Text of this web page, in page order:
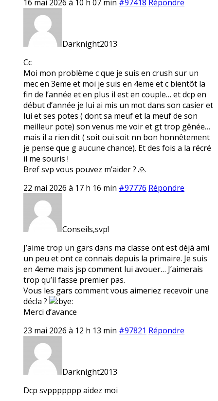
16 mai 2026 à 10 h 07 min #97418 Répondre
Darknight2013
Cc
Moi mon problème c que je suis en crush sur un
mec en 3eme et moi je suis en 4eme et c bientôt la
fin de l’année et en plus il est en couple… et dcp en
début d’année je lui ai mis un mot dans son casier et
lui et ses potes ( dont sa meuf et la meuf de son
meilleur pote) son venus me voir et gt trop gênée…
mais il a rien dit ( soit oui soit nn bon honnêtement
je pense que g aucune chance). Et des fois a la récré
il me souris !
Bref svp vous pouvez m’aider ? 🙏
22 mai 2026 à 17 h 16 min #97776 Répondre
Conseils,svp!
J’aime trop un gars dans ma classe ont est déjà ami
un peu et ont ce connais depuis la primaire. Je suis
en 4eme mais jsp comment lui avouer… J’aimerais
trop qu’il fasse premier pas.
Vous les gars comment vous aimeriez recevoir une
décla ?
Merci d’avance
23 mai 2026 à 12 h 13 min #97821 Répondre
Darknight2013
Dcp svppppppp aidez moi